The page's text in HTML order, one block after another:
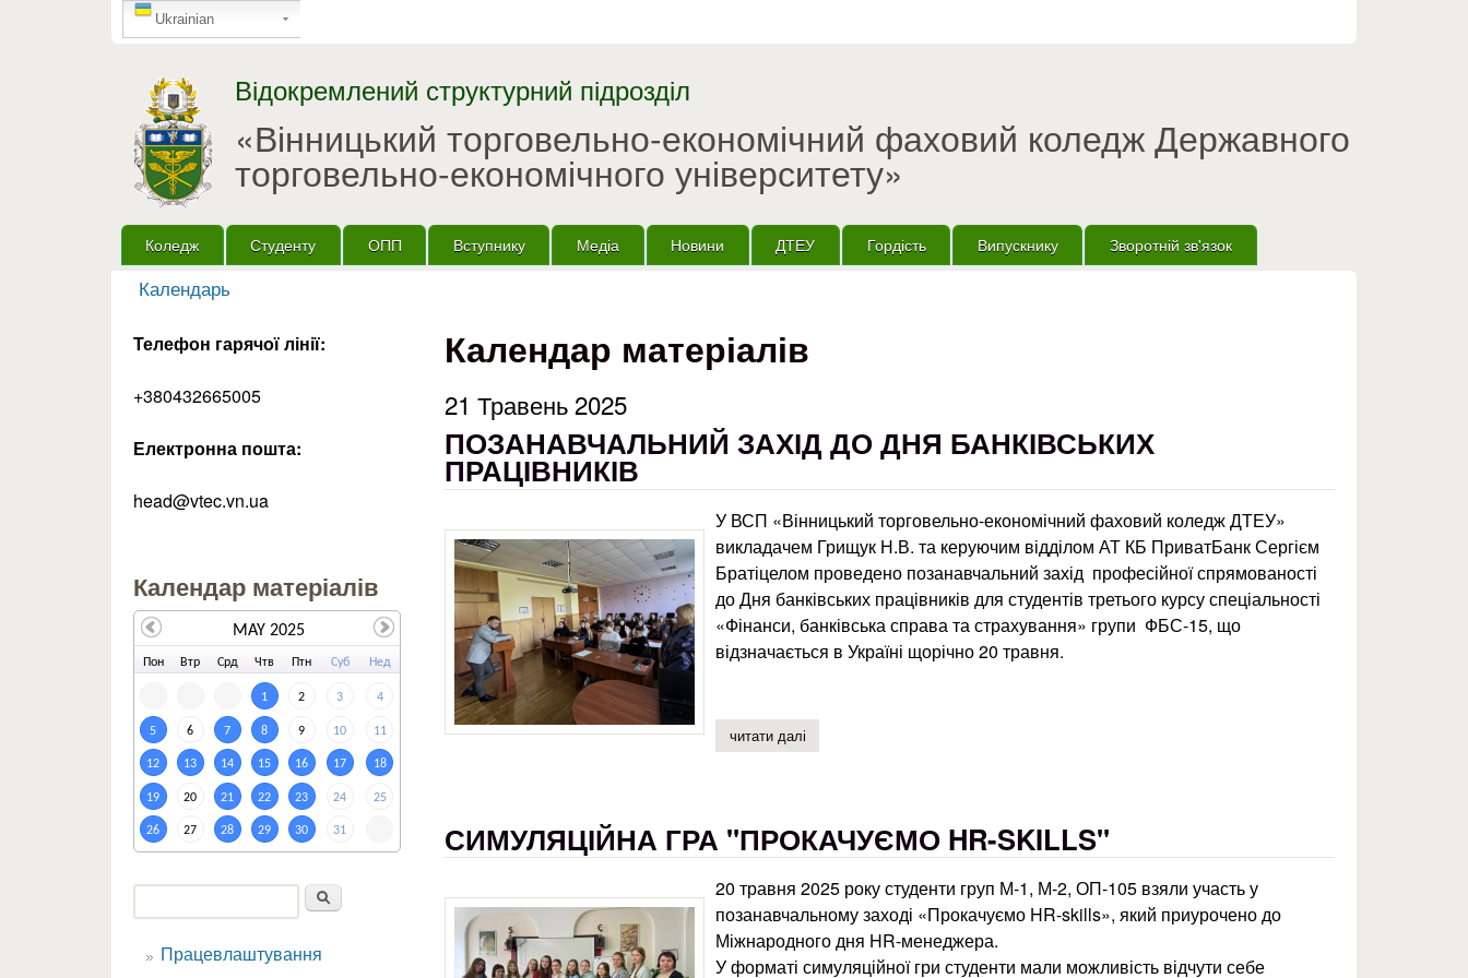
GTranslate
Ukrainian
Відокремлений структурний підрозділ
«Вінницький торговельно-економічний фаховий коледж Державного
торговельно-економічного університету»
Головне меню
Коледж Студенту ОПП Вступнику Медіа Новини ДТЕУ Гордість Випускнику Зворотній зв'язок
Ви є тут
Календарь
Календар матеріалів
21 Травень 2025
ПОЗАНАВЧАЛЬНИЙ ЗАХІД ДО ДНЯ БАНКІВСЬКИХ
ПРАЦІВНИКІВ
У ВСП «Вінницький торговельно-економічний фаховий коледж ДТЕУ»
викладачем Грищук Н.В. та керуючим відділом АТ КБ ПриватБанк Сергієм
Братіцелом проведено позанавчальний захід професійної спрямованості
до Дня банківських працівників для студентів третього курсу спеціальності
«Фінанси, банківська справа та страхування» групи ФБС-15, що
відзначається в Україні щорічно 20 травня.
читати далі
СИМУЛЯЦІЙНА ГРА "ПРОКАЧУЄМО HR-SKILLS"
20 травня 2025 року студенти груп М-1, М-2, ОП-105 взяли участь у
позанавчальному заході «Прокачуємо HR-skills», який приурочено до
Міжнародного дня HR-менеджера.
У форматі симуляційної гри студенти мали можливість відчути себе
Телефон гарячої лінії:
+380432665005
Електронна пошта:
head@vtec.vn.ua
Календар матеріалів
Пон Втр Срд Чтв Птн Суб Нед
1 2 3 4
5 6 7 8 9 10 11
12 13 14 15 16 17 18
19 20 21 22 23 24 25
26 27 28 29 30 31
MAY 2025
Пошукова форма
Працевлаштування